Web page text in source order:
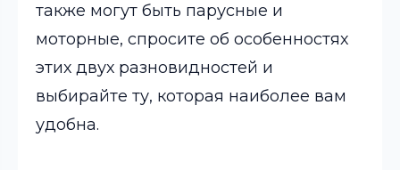
также могут быть парусные и
моторные, спросите об особенностях
этих двух разновидностей и
выбирайте ту, которая наиболее вам
удобна.